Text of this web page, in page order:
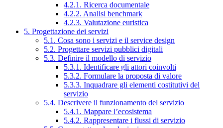
4.2.1. Ricerca documentale
4.2.2. Analisi benchmark
4.2.3. Valutazione euristica
5. Progettazione dei servizi
5.1. Cosa sono i servizi e il service design
5.2. Progettare servizi pubblici digitali
5.3. Definire il modello di servizio
5.3.1. Identificare gli attori coinvolti
5.3.2. Formulare la proposta di valore
5.3.3. Inquadrare gli elementi costitutivi del
servizio
5.4. Descrivere il funzionamento del servizio
5.4.1. Mappare l’ecosistema
5.4.2. Rappresentare i flussi di servizio